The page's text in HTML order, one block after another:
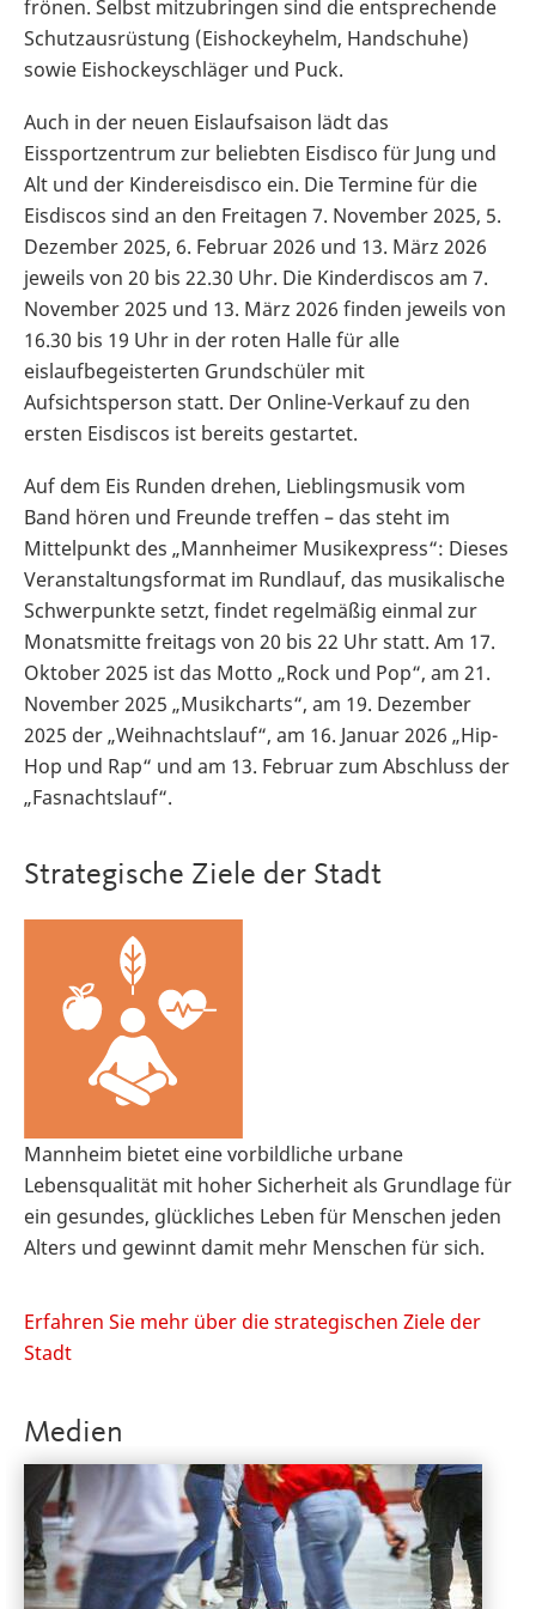
frönen. Selbst mitzubringen sind die entsprechende
Schutzausrüstung (Eishockeyhelm, Handschuhe)
sowie Eishockeyschläger und Puck.
Auch in der neuen Eislaufsaison lädt das
Eissportzentrum zur beliebten Eisdisco für Jung und
Alt und der Kindereisdisco ein. Die Termine für die
Eisdiscos sind an den Freitagen 7. November 2025, 5.
Dezember 2025, 6. Februar 2026 und 13. März 2026
jeweils von 20 bis 22.30 Uhr. Die Kinderdiscos am 7.
November 2025 und 13. März 2026 finden jeweils von
16.30 bis 19 Uhr in der roten Halle für alle
eislaufbegeisterten Grundschüler mit
Aufsichtsperson statt. Der Online-Verkauf zu den
ersten Eisdiscos ist bereits gestartet.
Auf dem Eis Runden drehen, Lieblingsmusik vom
Band hören und Freunde treffen – das steht im
Mittelpunkt des „Mannheimer Musikexpress“: Dieses
Veranstaltungsformat im Rundlauf, das musikalische
Schwerpunkte setzt, findet regelmäßig einmal zur
Monatsmitte freitags von 20 bis 22 Uhr statt. Am 17.
Oktober 2025 ist das Motto „Rock und Pop“, am 21.
November 2025 „Musikcharts“, am 19. Dezember
2025 der „Weihnachtslauf“, am 16. Januar 2026 „Hip-
Hop und Rap“ und am 13. Februar zum Abschluss der
„Fasnachtslauf“.
Strategische Ziele der Stadt
Mannheim bietet eine vorbildliche urbane
Lebensqualität mit hoher Sicherheit als Grundlage für
ein gesundes, glückliches Leben für Menschen jeden
Alters und gewinnt damit mehr Menschen für sich.
Erfahren Sie mehr über die strategischen Ziele der
Stadt
Medien